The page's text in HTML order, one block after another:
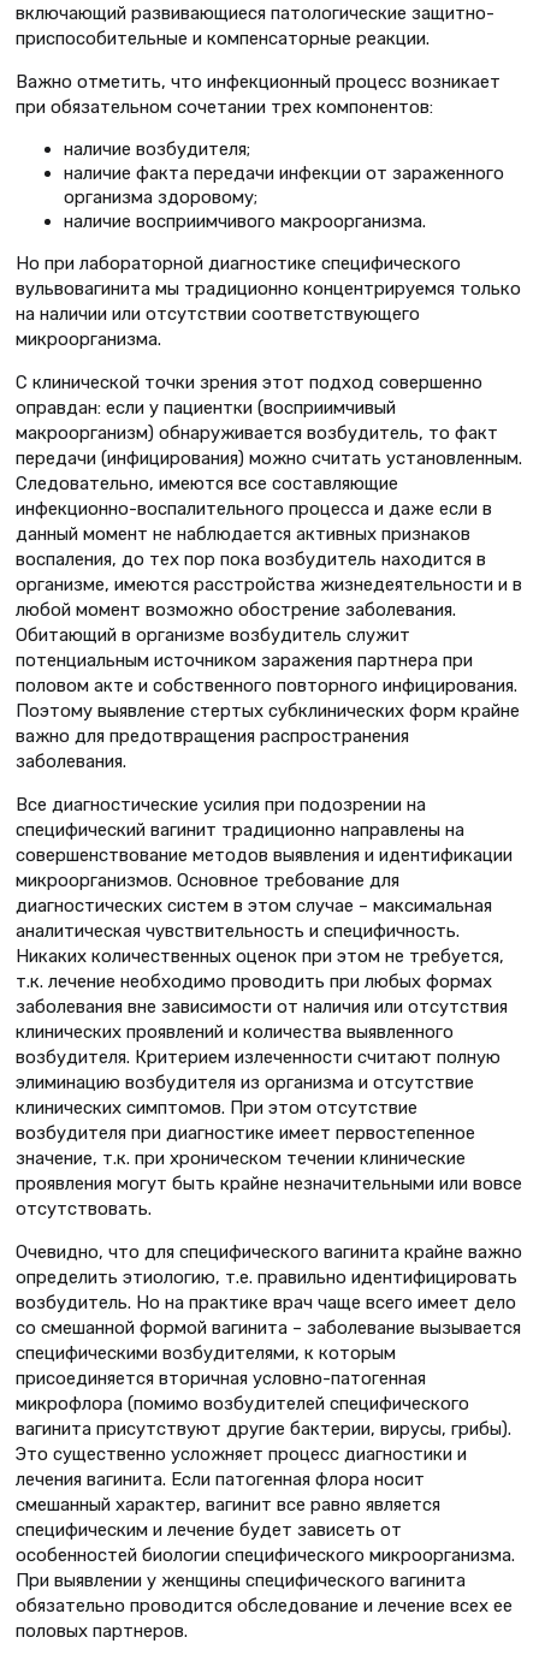
включающий развивающиеся патологические защитно-
приспособительные и компенсаторные реакции.
Важно отметить, что инфекционный процесс возникает
при обязательном сочетании трех компонентов:
наличие возбудителя;
наличие факта передачи инфекции от зараженного
организма здоровому;
наличие восприимчивого макроорганизма.
Но при лабораторной диагностике специфического
вульвовагинита мы традиционно концентрируемся только
на наличии или отсутствии соответствующего
микроорганизма.
С клинической точки зрения этот подход совершенно
оправдан: если у пациентки (восприимчивый
макроорганизм) обнаруживается возбудитель, то факт
передачи (инфицирования) можно считать установленным.
Следовательно, имеются все составляющие
инфекционно-воспалительного процесса и даже если в
данный момент не наблюдается активных признаков
воспаления, до тех пор пока возбудитель находится в
организме, имеются расстройства жизнедеятельности и в
любой момент возможно обострение заболевания.
Обитающий в организме возбудитель служит
потенциальным источником заражения партнера при
половом акте и собственного повторного инфицирования.
Поэтому выявление стертых субклинических форм крайне
важно для предотвращения распространения
заболевания.
Все диагностические усилия при подозрении на
специфический вагинит традиционно направлены на
совершенствование методов выявления и идентификации
микроорганизмов. Основное требование для
диагностических систем в этом случае – максимальная
аналитическая чувствительность и специфичность.
Никаких количественных оценок при этом не требуется,
т.к. лечение необходимо проводить при любых формах
заболевания вне зависимости от наличия или отсутствия
клинических проявлений и количества выявленного
возбудителя. Критерием излеченности считают полную
элиминацию возбудителя из организма и отсутствие
клинических симптомов. При этом отсутствие
возбудителя при диагностике имеет первостепенное
значение, т.к. при хроническом течении клинические
проявления могут быть крайне незначительными или вовсе
отсутствовать.
Очевидно, что для специфического вагинита крайне важно
определить этиологию, т.е. правильно идентифицировать
возбудитель. Но на практике врач чаще всего имеет дело
со смешанной формой вагинита – заболевание вызывается
специфическими возбудителями, к которым
присоединяется вторичная условно-патогенная
микрофлора (помимо возбудителей специфического
вагинита присутствуют другие бактерии, вирусы, грибы).
Это существенно усложняет процесс диагностики и
лечения вагинита. Если патогенная флора носит
смешанный характер, вагинит все равно является
специфическим и лечение будет зависеть от
особенностей биологии специфического микроорганизма.
При выявлении у женщины специфического вагинита
обязательно проводится обследование и лечение всех ее
половых партнеров.